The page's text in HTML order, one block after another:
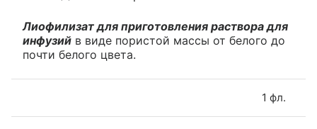
Лиофилизат для приготовления раствора для
инфузий в виде пористой массы от белого до
почти белого цвета.
1 фл.